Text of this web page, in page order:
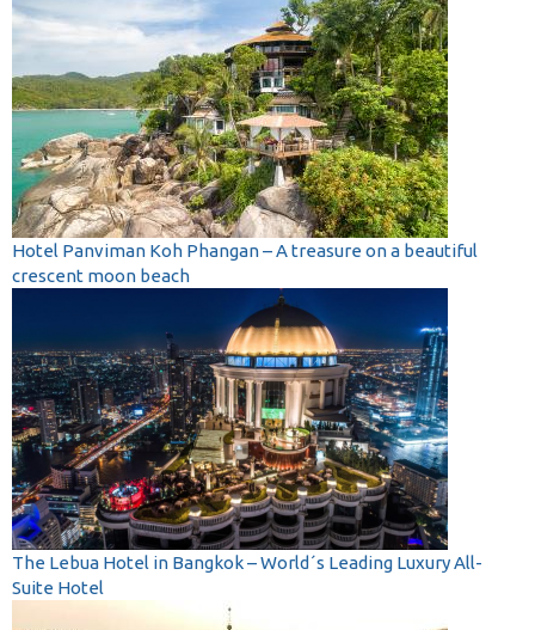
Hotel Panviman Koh Phangan – A treasure on a beautiful
crescent moon beach
The Lebua Hotel in Bangkok – World´s Leading Luxury All-
Suite Hotel